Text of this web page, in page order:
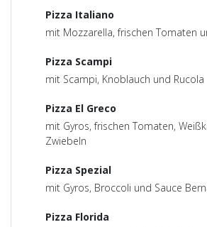
Pizza Italiano
mit Mozzarella, frischen Tomaten
Pizza Scampi
mit Scampi, Knoblauch und Rucola
Pizza El Greco
mit Gyros, frischen Tomaten,
Zwiebeln
Pizza Spezial
mit Gyros, Broccoli und Sauce
Pizza Florida